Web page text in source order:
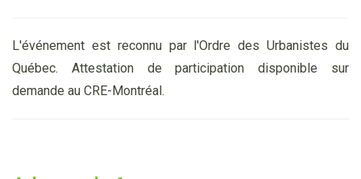
L'événement est reconnu par l'Ordre des Urbanistes du
Québec. Attestation de participation disponible sur
demande au CRE-Montréal.